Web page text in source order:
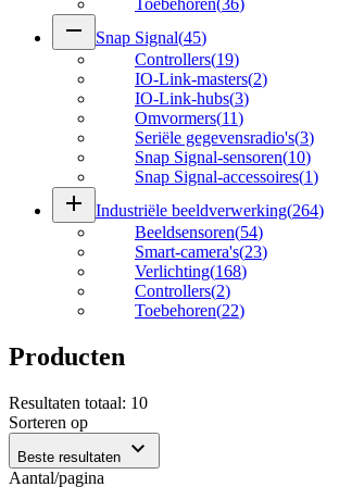
remove Snap Signal(45)
Controllers(19)
IO-Link-masters(2)
IO-Link-hubs(3)
Omvormers(11)
Seriële gegevensradio's(3)
Snap Signal-sensoren(10)
Snap Signal-accessoires(1)
add Industriële beeldverwerking(264)
Beeldsensoren(54)
Smart-camera's(23)
Verlichting(168)
Controllers(2)
Toebehoren(22)
Producten
Resultaten totaal: 10
Sorteren op
Beste resultaten expand_more
Aantal/pagina